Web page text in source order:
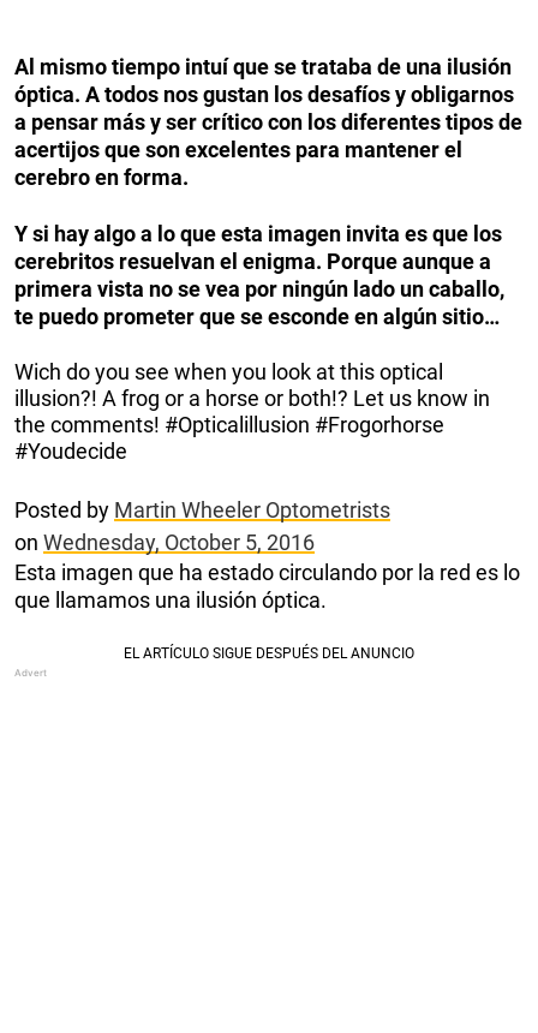
Al mismo tiempo intuí que se trataba de una ilusión
óptica. A todos nos gustan los desafíos y obligarnos
a pensar más y ser crítico con los diferentes tipos de
acertijos que son excelentes para mantener el
cerebro en forma.
Y si hay algo a lo que esta imagen invita es que los
cerebritos resuelvan el enigma. Porque aunque a
primera vista no se vea por ningún lado un caballo,
te puedo prometer que se esconde en algún sitio…
Wich do you see when you look at this optical
illusion?! A frog or a horse or both!? Let us know in
the comments! #Opticalillusion #Frogorhorse
#Youdecide
Posted by Martin Wheeler Optometrists
on Wednesday, October 5, 2016
Esta imagen que ha estado circulando por la red es lo
que llamamos una ilusión óptica.